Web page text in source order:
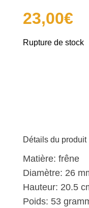
23,00€
Rupture de stock
Détails du produit
Matière: frêne
Diamètre: 26
Hauteur: 20.5
Poids: 53